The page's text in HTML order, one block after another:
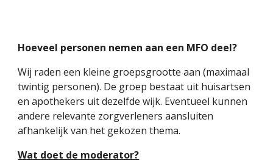
Hoeveel personen nemen aan een MFO deel?
Wij raden een kleine groepsgrootte aan (maximaal
twintig personen). De groep bestaat uit huisartsen
en apothekers uit dezelfde wijk. Eventueel kunnen
andere relevante zorgverleners aansluiten
afhankelijk van het gekozen thema.
Wat doet de moderator?